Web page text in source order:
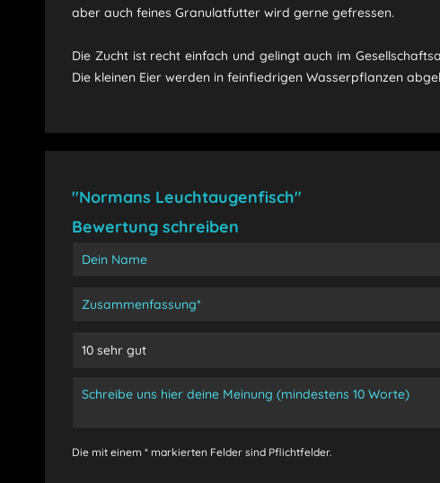
aber auch feines Granulatfutter wird gerne gefressen.
Die Zucht ist recht einfach und gelingt auch im
Die kleinen Eier werden in feinfiedrigen Wasserpflanzen
"Normans Leuchtaugenfisch"
Bewertung schreiben
Die mit einem * markierten Felder sind Pflichtfelder.